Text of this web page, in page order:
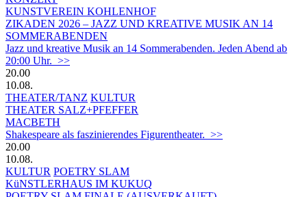
KUNSTVEREIN KOHLENHOF
ZIKADEN 2026 – JAZZ UND KREATIVE MUSIK AN 14
SOMMERABENDEN
Jazz und kreative Musik an 14 Sommerabenden. Jeden Abend ab
20:00 Uhr. >>
20.00
10.08.
THEATER/TANZ KULTUR
THEATER SALZ+PFEFFER
MACBETH
Shakespeare als faszinierendes Figurentheater. >>
20.00
10.08.
KULTUR POETRY SLAM
KüNSTLERHAUS IM KUKUQ